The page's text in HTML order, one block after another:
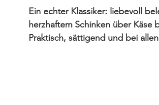
Ein echter Klassiker: liebevoll
herzhaftem Schinken über Käse
Praktisch, sättigend und bei